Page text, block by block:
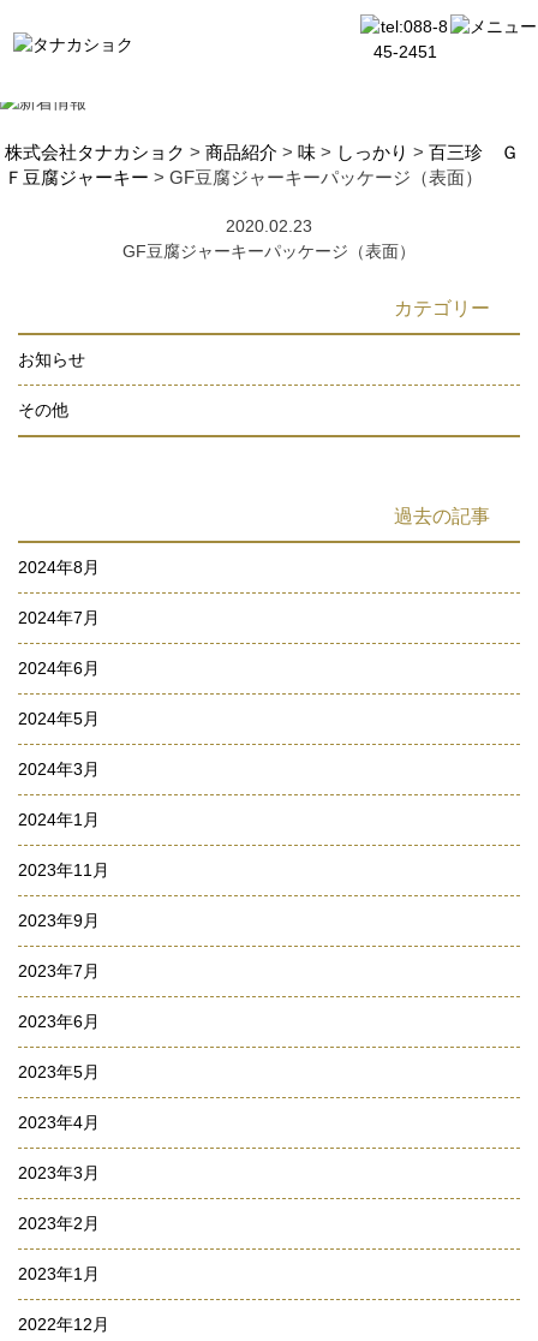
株式会社タナカショク >商品紹介 >味 > しっかり >百三珍 Ｇ
Ｆ豆腐ジャーキー >GF豆腐ジャーキーパッケージ（表面）
2020.02.23
GF豆腐ジャーキーパッケージ（表面）
カテゴリー
お知らせ
その他
過去の記事
2024年8月
2024年7月
2024年6月
2024年5月
2024年3月
2024年1月
2023年11月
2023年9月
2023年7月
2023年6月
2023年5月
2023年4月
2023年3月
2023年2月
2023年1月
2022年12月